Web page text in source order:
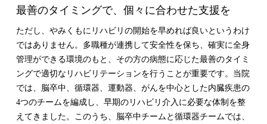
最善のタイミングで、個々に合わせた支援を
ただし、やみくもにリハビリの開始を早めれば良いというわけ
ではありません。多職種が連携して安全性を保ち、確実に全身
管理ができる環境のもと、その方の病態に応じた最善のタイミ
ングで適切なリハビリテーションを行うことが重要です。当院
では、脳卒中、循環器、運動器、がんを中心とした内臓疾患の
4つのチームを編成し、早期のリハビリ介入に必要な体制を整
えてきました。このうち、脳卒中チームと循環器チームでは、